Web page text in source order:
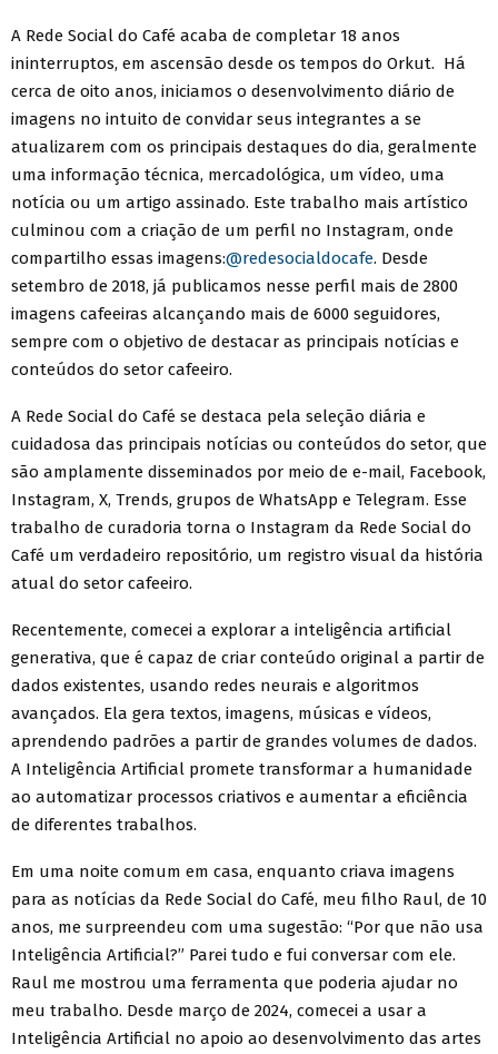
A Rede Social do Café acaba de completar 18 anos
ininterruptos, em ascensão desde os tempos do Orkut. Há
cerca de oito anos, iniciamos o desenvolvimento diário de
imagens no intuito de convidar seus integrantes a se
atualizarem com os principais destaques do dia, geralmente
uma informação técnica, mercadológica, um vídeo, uma
notícia ou um artigo assinado. Este trabalho mais artístico
culminou com a criação de um perfil no Instagram, onde
compartilho essas imagens:@redesocialdocafe. Desde
setembro de 2018, já publicamos nesse perfil mais de 2800
imagens cafeeiras alcançando mais de 6000 seguidores,
sempre com o objetivo de destacar as principais notícias e
conteúdos do setor cafeeiro.
A Rede Social do Café se destaca pela seleção diária e
cuidadosa das principais notícias ou conteúdos do setor, que
são amplamente disseminados por meio de e-mail, Facebook,
Instagram, X, Trends, grupos de WhatsApp e Telegram. Esse
trabalho de curadoria torna o Instagram da Rede Social do
Café um verdadeiro repositório, um registro visual da história
atual do setor cafeeiro.
Recentemente, comecei a explorar a inteligência artificial
generativa, que é capaz de criar conteúdo original a partir de
dados existentes, usando redes neurais e algoritmos
avançados. Ela gera textos, imagens, músicas e vídeos,
aprendendo padrões a partir de grandes volumes de dados.
A Inteligência Artificial promete transformar a humanidade
ao automatizar processos criativos e aumentar a eficiência
de diferentes trabalhos.
Em uma noite comum em casa, enquanto criava imagens
para as notícias da Rede Social do Café, meu filho Raul, de 10
anos, me surpreendeu com uma sugestão: “Por que não usa
Inteligência Artificial?” Parei tudo e fui conversar com ele.
Raul me mostrou uma ferramenta que poderia ajudar no
meu trabalho. Desde março de 2024, comecei a usar a
Inteligência Artificial no apoio ao desenvolvimento das artes